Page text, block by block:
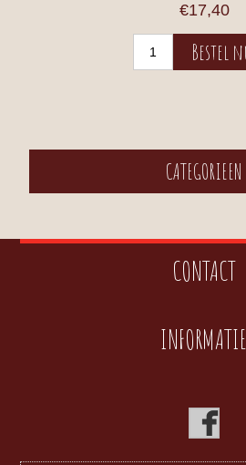
€17,40
CATEGORIEEN
CONTACT
INFORMATIE